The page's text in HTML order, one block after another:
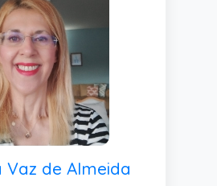
Vaz de Almeida